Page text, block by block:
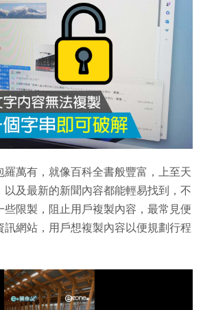
羅萬有，就像百科全書般豐富，上至天
以及最新的新聞內容都能輕易找到，不
些限製，阻止用戶複製內容，最常見便
訊網站，用戶想複製內容以便規劃行程